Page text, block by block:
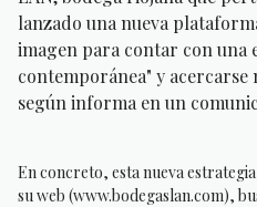
lanzado una nueva
imagen para contar con una
contemporánea" y acercarse
según informa en un
En concreto, esta nueva
su web (www.bodegaslan.com),